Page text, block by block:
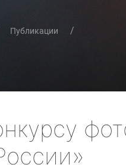
Публикации